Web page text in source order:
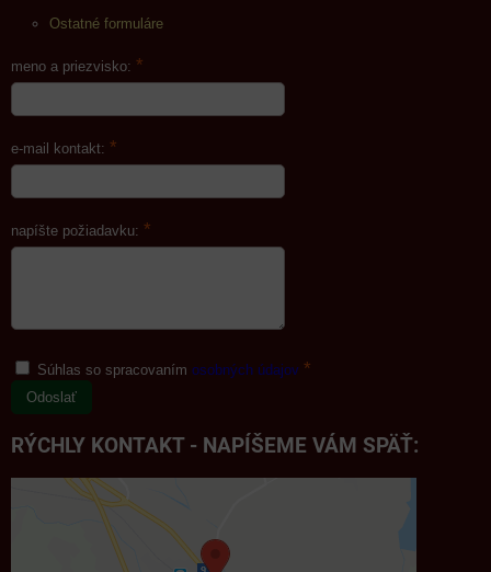
Ostatné formuláre
meno a priezvisko: *
e-mail kontakt: *
napíšte požiadavku: *
Súhlas so spracovaním osobných údajov *
Odoslať
RÝCHLY KONTAKT - NAPÍŠEME VÁM SPÄŤ: